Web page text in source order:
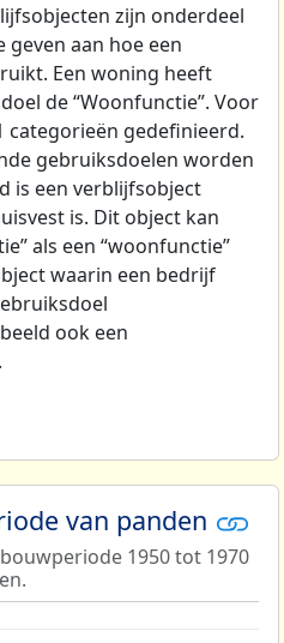
zijn onderdeel
geven aan hoe een
Een woning heeft
de “Woonfunctie”. Voor
categorieën gedefinieerd.
gebruiksdoelen worden
is een verblijfsobject
is. Dit object kan
als een “woonfunctie”
waarin een bedrijf
ook een
van panden
1950 tot 1970